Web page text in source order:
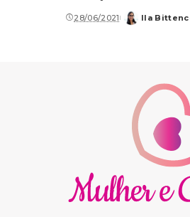
28/06/2021
Posted
Ila